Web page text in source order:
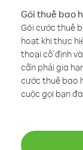
Gói thuê bao
Gói cước thuê
hoạt khi thực
thoại cố định
cần phải gia
cước thuê bao
cuộc gọi bạn